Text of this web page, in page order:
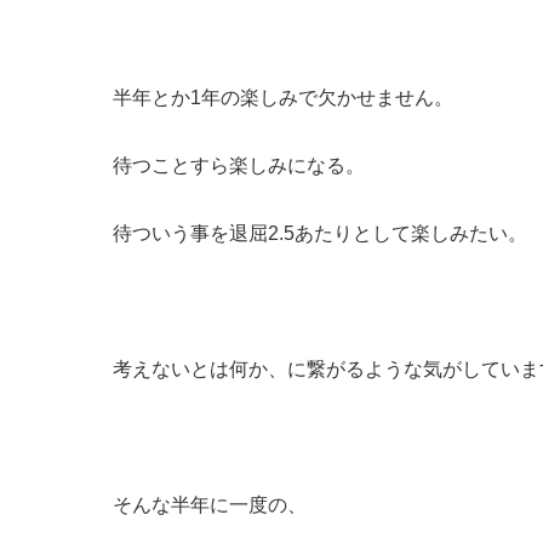
半年とか1年の楽しみで欠かせません。
待つことすら楽しみになる。
待ついう事を退屈2.5あたりとして楽しみたい。
考えないとは何か、に繋がるような気がしていま
そんな半年に一度の、